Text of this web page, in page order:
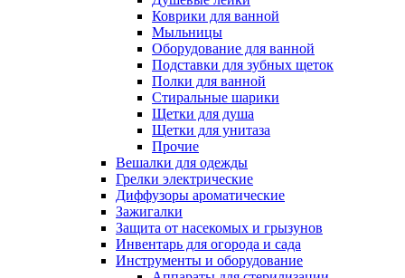
Коврики для ванной
Мыльницы
Оборудование для ванной
Подставки для зубных щеток
Полки для ванной
Стиральные шарики
Щетки для душа
Щетки для унитаза
Прочие
Вешалки для одежды
Грелки электрические
Диффузоры ароматические
Зажигалки
Защита от насекомых и грызунов
Инвентарь для огорода и сада
Инструменты и оборудование